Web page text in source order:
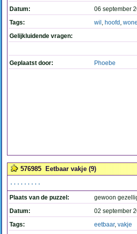
Datum:
06 september
Tags:
wil , hoofd ,
Gelijkluidende vragen:
Geplaatst door: Phoebe
576985 Eetbaar vakje (9)
.........
Plaats van de puzzel:
gewoon
Datum:
02 september
Tags:
eetbaar, vakje